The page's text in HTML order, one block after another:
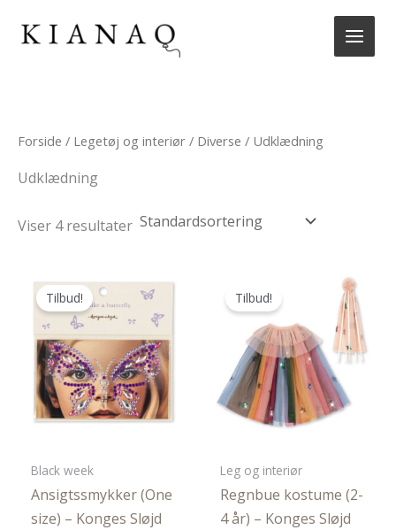
Forside / Legetøj og interiør / Diverse / Udklædning
Udklædning
Viser 4 resultater
Tilbud!
Black week
Ansigtssmykker (One
size) – Konges Sløjd
Tilbud!
Leg og interiør
Regnbue kostume (2-
4 år) – Konges Sløjd